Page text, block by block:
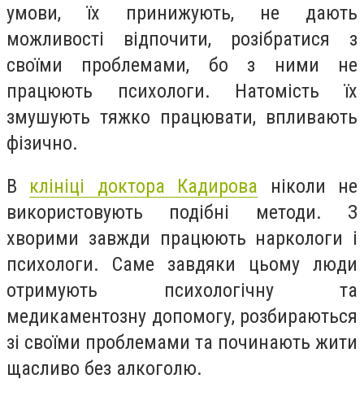
умови, їх принижують, не дають
можливості відпочити, розібратися з
своїми проблемами, бо з ними не
працюють психологи. Натомість їх
змушують тяжко працювати, впливають
фізично.
В клініці доктора Кадирова ніколи не
використовують подібні методи. З
хворими завжди працюють наркологи і
психологи. Саме завдяки цьому люди
отримують психологічну та
медикаментозну допомогу, розбираються
зі своїми проблемами та починають жити
щасливо без алкоголю.